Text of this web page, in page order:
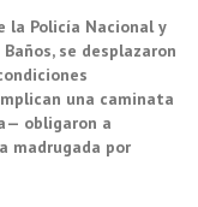
la Policía Nacional y
se desplazaron
una caminata
obligaron a
madrugada por